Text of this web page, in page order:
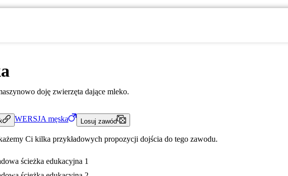
doję zwierzęta dające mleko.
WERSJA męska Losuj zawód
Ci kilka przykładowych propozycji dojścia do tego zawodu.
ścieżka edukacyjna 1